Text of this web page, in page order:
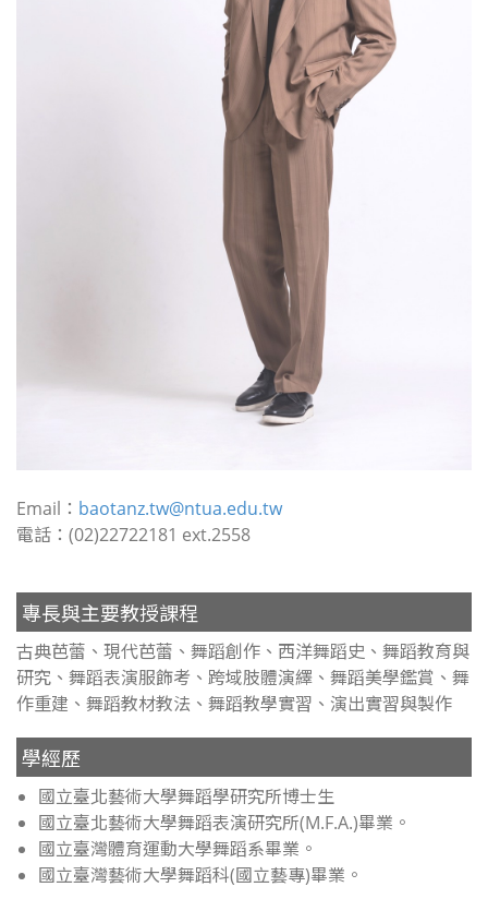
Email： baotanz.tw@ntua.edu.tw
電話：(02)22722181 ext.2558
專長與主要教授課程
古典芭蕾、現代芭蕾、舞蹈創作、西洋舞蹈史、舞蹈教育與
研究、舞蹈表演服飾考、跨域肢體演繹、舞蹈美學鑑賞、舞
作重建、舞蹈教材教法、舞蹈教學實習、演出實習與製作
學經歷
國立臺北藝術大學舞蹈學研究所博士生
國立臺北藝術大學舞蹈表演研究所(M.F.A.)畢業。
國立臺灣體育運動大學舞蹈系畢業。
國立臺灣藝術大學舞蹈科(國立藝專)畢業。